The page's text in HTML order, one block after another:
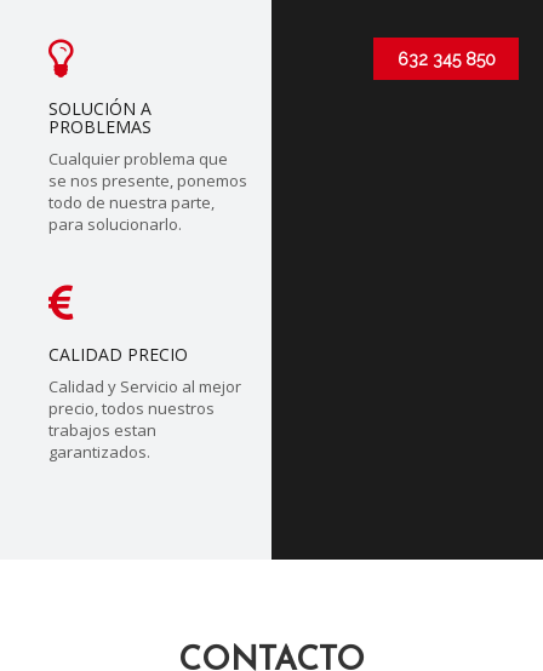
SOLUCIÓN A
PROBLEMAS
Cualquier problema que
se nos presente, ponemos
todo de nuestra parte,
para solucionarlo.
CALIDAD PRECIO
Calidad y Servicio al mejor
precio, todos nuestros
trabajos estan
garantizados.
632 345 850
CONTACTO